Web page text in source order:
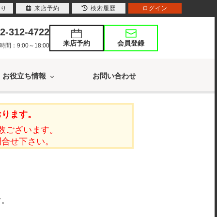
312-4722
間：9:00～18:00 来店予約 会員登録
お役立ち情報 お問い合わせ
ます。
ざいます。
せ下さい。
来店予約 検索履歴 ログイン